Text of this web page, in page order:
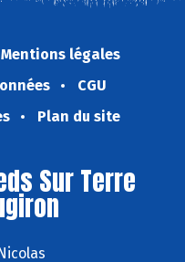
Mentions légales
CGU
Plan du site
Sur Terre